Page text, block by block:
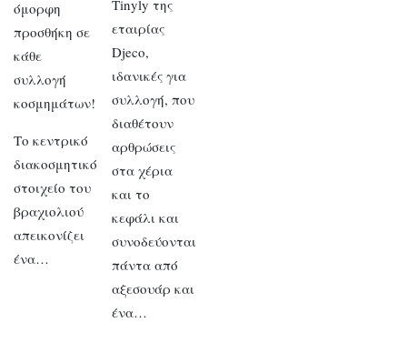
όμορφη
προσθήκη σε
κάθε
συλλογή
κοσμημάτων!
Το κεντρικό
διακοσμητικό
στοιχείο του
βραχιολιού
απεικονίζει
ένα…
Tinyly της
εταιρίας
Djeco,
ιδανικές για
συλλογή, που
διαθέτουν
αρθρώσεις
στα χέρια
και το
κεφάλι και
συνοδεύονται
πάντα από
αξεσουάρ και
ένα…